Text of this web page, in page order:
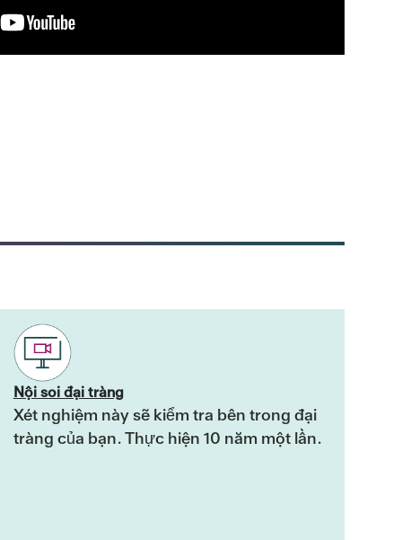
Nội soi đại tràng
Xét nghiệm này sẽ kiểm tra bên trong đại
tràng của bạn. Thực hiện 10 năm một lần.